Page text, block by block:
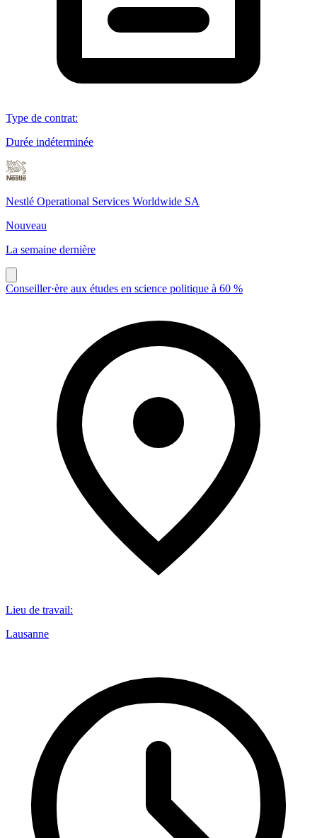
Type de contrat:
Durée indéterminée
Nestlé Operational Services Worldwide SA
Nouveau
La semaine dernière
Conseiller·ère aux études en science politique à 60 %
Lieu de travail:
Lausanne